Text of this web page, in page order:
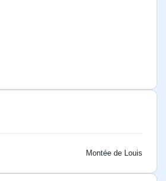
Montée de Louis